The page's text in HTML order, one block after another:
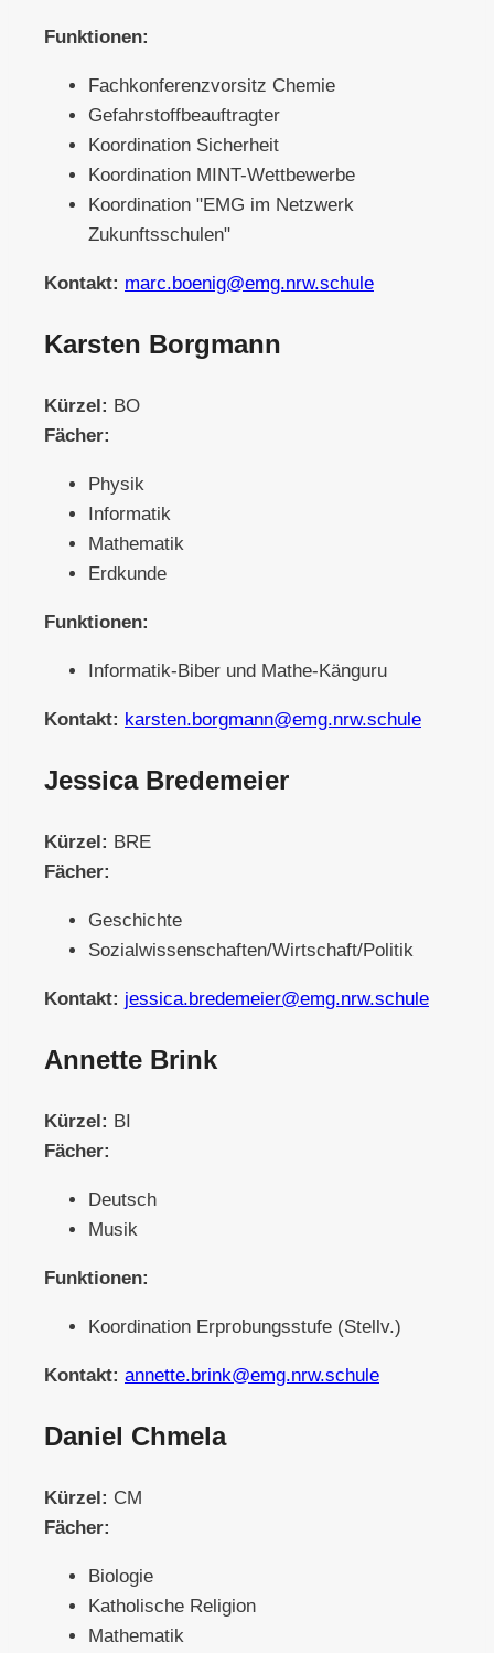
Funktionen:
Fachkonferenzvorsitz Chemie
Gefahrstoffbeauftragter
Koordination Sicherheit
Koordination MINT-Wettbewerbe
Koordination "EMG im Netzwerk
Zukunftsschulen"
Kontakt: marc.boenig@emg.nrw.schule
Karsten Borgmann
Kürzel: BO
Fächer:
Physik
Informatik
Mathematik
Erdkunde
Funktionen:
Informatik-Biber und Mathe-Känguru
Kontakt: karsten.borgmann@emg.nrw.schule
Jessica Bredemeier
Kürzel: BRE
Fächer:
Geschichte
Sozialwissenschaften/Wirtschaft/Politik
Kontakt: jessica.bredemeier@emg.nrw.schule
Annette Brink
Kürzel: BI
Fächer:
Deutsch
Musik
Funktionen:
Koordination Erprobungsstufe (Stellv.)
Kontakt: annette.brink@emg.nrw.schule
Daniel Chmela
Kürzel: CM
Fächer:
Biologie
Katholische Religion
Mathematik